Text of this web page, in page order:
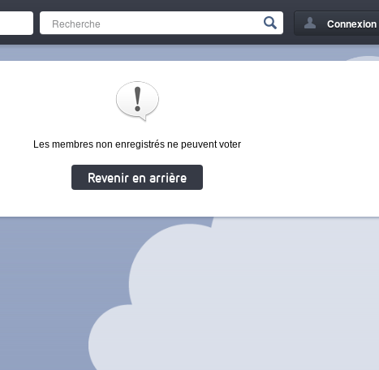
Connexion
Les membres non enregistrés ne peuvent voter
Revenir en arrière